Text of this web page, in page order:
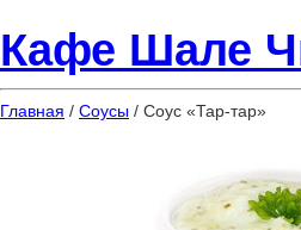
Кафе Шале
Главная / Соусы / Соус «Тар-тар»